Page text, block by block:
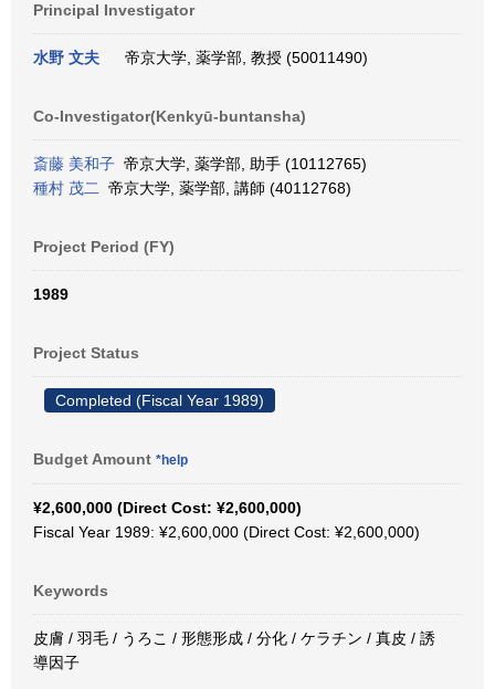
Principal Investigator
水野 文夫 帝京大学, 薬学部, 教授 (50011490)
Co-Investigator(Kenkyū-buntansha)
斎藤 美和子 帝京大学, 薬学部, 助手 (10112765)
種村 茂二
帝京大学, 薬学部, 講師 (40112768)
Project Period (FY)
1989
Project Status
Completed (Fiscal Year 1989)
Budget Amount *help
¥2,600,000 (Direct Cost: ¥2,600,000)
Fiscal Year 1989: ¥2,600,000 (Direct Cost: ¥2,600,000)
Keywords
皮膚 / 羽毛 / うろこ / 形態形成 / 分化 / ケラチン / 真皮 / 誘
導因子